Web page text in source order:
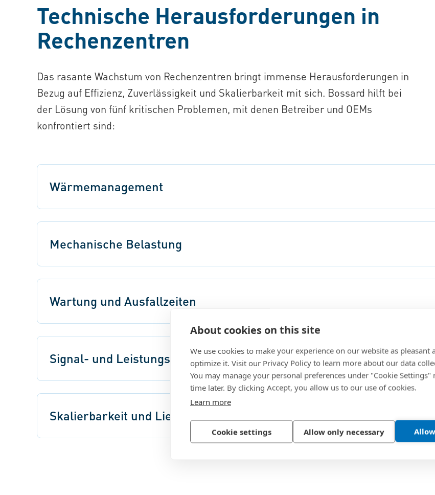
About cookies on this site
We use cookies to make your experience on our website as pleasant
optimize it. Visit our Privacy Policy to learn more about our data
You may manage your personal preferences under "Cookie Settings"
time later. By clicking Accept, you allow us to our use of cookies.
Learn more
Cookie settings Allow only necessary
Technische Herausforderungen in
Rechenzentren
Das rasante Wachstum von Rechenzentren bringt immense Herausforderungen in
Bezug auf Effizienz, Zuverlässigkeit und Skalierbarkeit mit sich. Bossard hilft bei
der Lösung von fünf kritischen Problemen, mit denen Betreiber und OEMs
konfrontiert sind:
Wärmemanagement
Mechanische Belastung
Wartung und Ausfallzeiten
Signal- und Leistungszuverlässigkeit
Skalierbarkeit und Lieferkette